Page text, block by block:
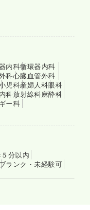
内科循環器内科
科心臓血管外科
児科産婦人科眼科
科放射線科麻酔科
ー科
分以内
ブランク・未経験可